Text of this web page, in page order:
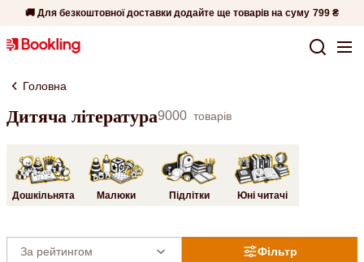
🚚 Для безкоштовної доставки додайте ще товарів на суму 799 ₴
Головна
Дитяча література9000 товарів
Дошкільнята Малюки Підлітки Юні читачі
Фільтр